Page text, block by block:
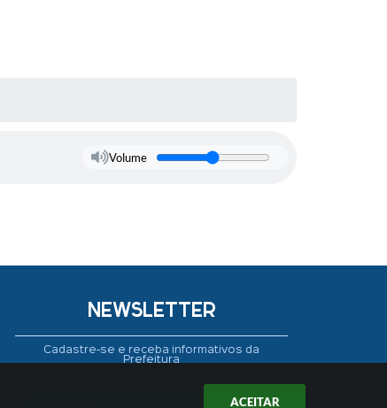
ACEITAR
Volume
NEWSLETTER
Cadastre-se e receba informativos da
Prefeitura